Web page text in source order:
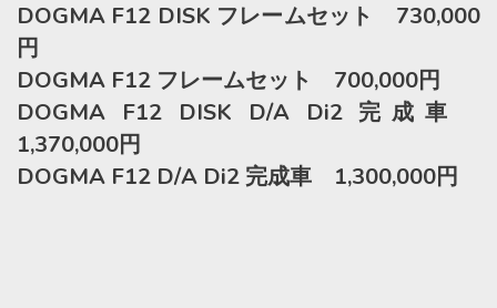
DOGMA F12 DISK フレームセット 730,000
円
DOGMA F12 フレームセット 700,000円
DOGMA F12 DISK D/A Di2 完成車
1,370,000円
DOGMA F12 D/A Di2 完成車 1,300,000円